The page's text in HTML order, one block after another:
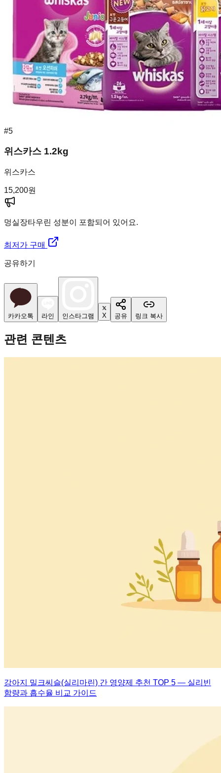
#5
위스카스 1.2kg
위스카스
15,200원
멍실장타우린 성분이 포함되어 있어요.
최저가 구매
공유하기
카카오톡 라인 인스타그램 X 공유 링크 복사
관련 콘텐츠
강아지 밀크씨슬(실리마린) 간 영양제 추천 TOP 5 — 실리빈
함량과 흡수율 비교 가이드